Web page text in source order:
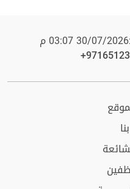
30/07/2026 03:07 م